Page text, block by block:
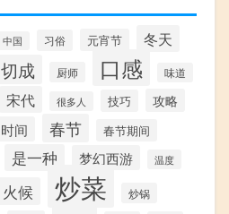
中国 习俗 元宵节 冬天
切成 厨师 口感 味道
宋代 很多人 技巧 攻略
时间 春节 春节期间
是一种 梦幻西游 温度
火候 炒菜 炒锅